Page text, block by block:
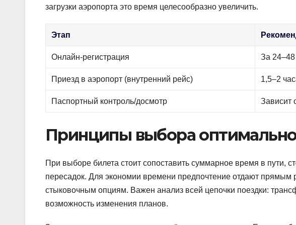
загрузки аэропорта это время целесообразно увеличить.
Этап
Онлайн-регистрация За 24–48
Приезд в аэропорт (внутренний рейс) 1,5–2
Паспортный контроль/досмотр Зависит
Принципы выбора
При выборе билета стоит сопоставить суммарное время в пути,
пересадок. Для экономии времени предпочтение отдают
стыковочным опциям. Важен анализ всей цепочки поездки:
возможность изменения планов.